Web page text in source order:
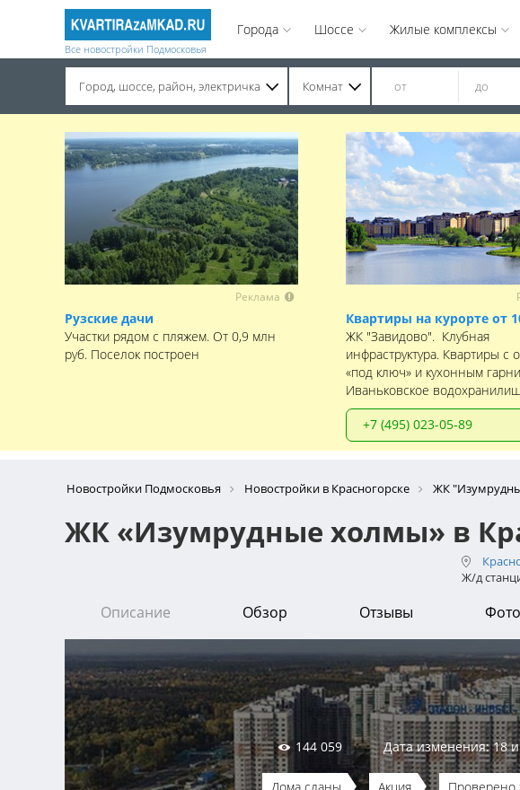
Все новостройки Подмосковья
Города Шоссе Жилые комплексы
Город, шоссе, район, электричка Комнат
Реклама
Рузские дачи
Участки рядом с пляжем. От 0,9 млн
руб. Поселок построен
Квартиры на курорте от
ЖК "Завидово". Клубная
инфраструктура. Квартиры с
«под ключ» и кухонным
Иваньковское
+7 (495) 023-05-89
Новостройки Подмосковья Новостройки в Красногорске ЖК
ЖК «Изумрудные холмы» в
Ж/д
Описание Обзор Отзывы Фото
144 059 Дата изменения: 18
Дома сданы Акция Проверено